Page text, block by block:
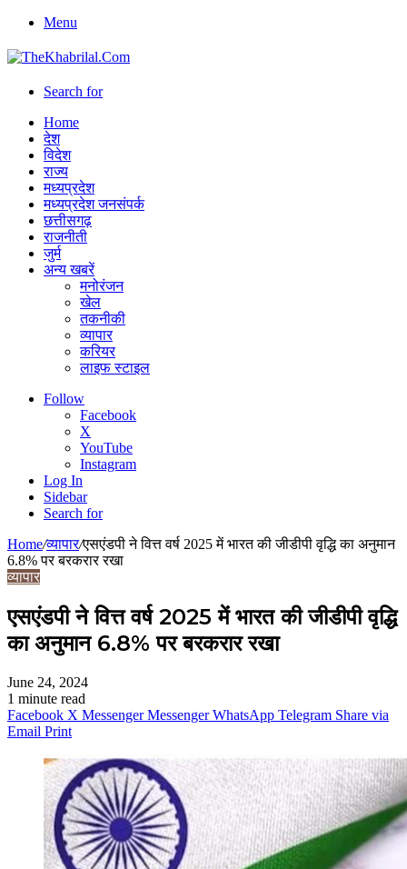
Menu
Search for
Home
देश
विदेश
राज्य
मध्यप्रदेश
मध्यप्रदेश जनसंपर्क
छत्तीसगढ़
राजनीती
जुर्म
अन्य खबरें
मनोरंजन
खेल
तकनीकी
व्यापार
करियर
लाइफ स्टाइल
Follow
Facebook
X
YouTube
Instagram
Log In
Sidebar
Search for
Home/व्यापार/एसएंडपी ने वित्त वर्ष 2025 में भारत की जीडीपी वृद्धि का अनुमान
6.8% पर बरकरार रखा
व्यापार
एसएंडपी ने वित्त वर्ष 2025 में भारत की जीडीपी वृद्धि
का अनुमान 6.8% पर बरकरार रखा
June 24, 2024
1 minute read
Facebook X Messenger Messenger WhatsApp Telegram Share via
Email Print